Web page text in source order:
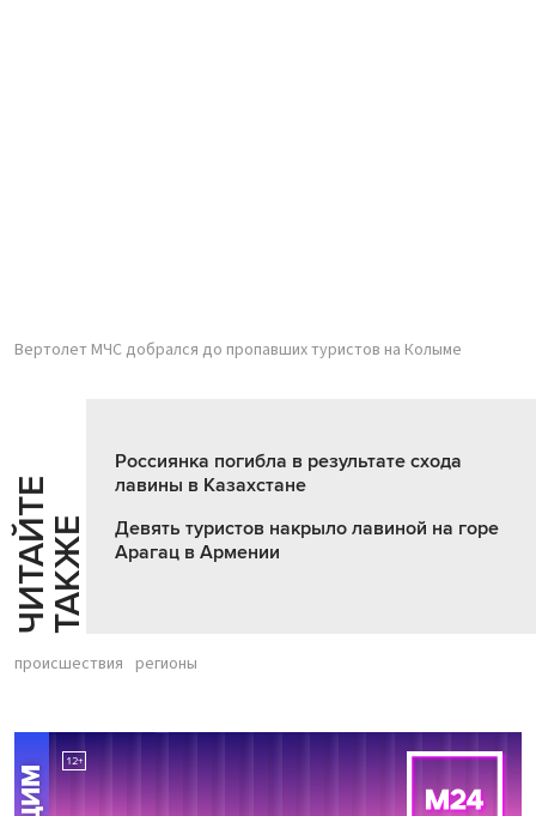
Вертолет МЧС добрался до пропавших туристов на Колыме
Ч
И
Т
АЙ
Т
Е
Т
А
К
ЖЕ
Россиянка погибла в результате схода
лавины в Казахстане
Девять туристов накрыло лавиной на горе
Арагац в Армении
происшествия регионы